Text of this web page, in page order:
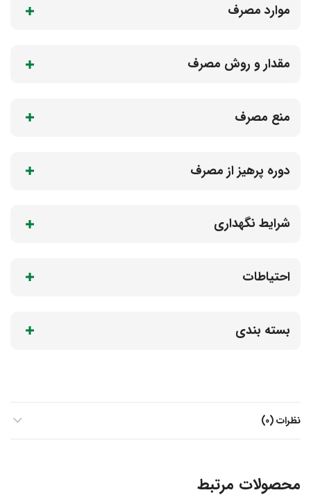
موارد مصرف
مقدار و روش مصرف
منع مصرف
دوره پرهیز از مصرف
شرایط نگهداری
احتیاطات
بسته بندی
نظرات (0)
محصولات مرتبط